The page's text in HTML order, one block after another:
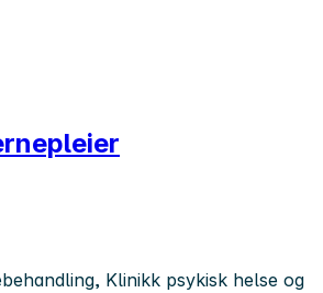
Klinikk psykisk helse og